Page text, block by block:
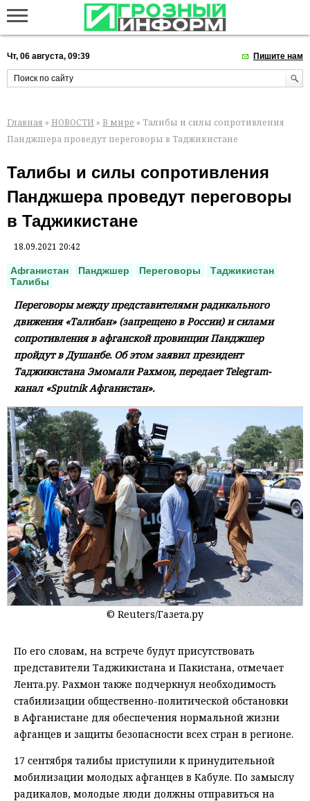
Чт, 06 августа, 09:39 Пишите нам
Главная » НОВОСТИ » В мире » Талибы и силы сопротивления
Панджшера проведут переговоры в Таджикистане
Талибы и силы сопротивления
Панджшера проведут переговоры
в Таджикистане
18.09.2021 20:42
Афганистан Панджшер Переговоры
Таджикистан
Талибы
Переговоры между представителями радикального
движения «Талибан» (запрещено в России) и силами
сопротивления в афганской провинции Панджшер
пройдут в Душанбе. Об этом заявил президент
Таджикистана Эмомали Рахмон, передает Telegram-
канал «Sputnik Афганистан».
© Reuters/Газета.ру
По его словам, на встрече будут присутствовать
представители Таджикистана и Пакистана, отмечает
Лента.ру. Рахмон также подчеркнул необходимость
стабилизации общественно-политической обстановки
в Афганистане для обеспечения нормальной жизни
афганцев и защиты безопасности всех стран в регионе.
17 сентября талибы приступили к принудительной
мобилизации молодых афганцев в Кабуле. По замыслу
радикалов, молодые люди должны отправиться на